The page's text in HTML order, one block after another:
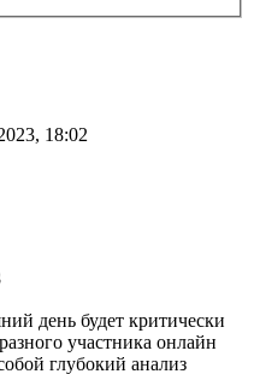
18:02
день будет критически
участника онлайн
глубокий анализ